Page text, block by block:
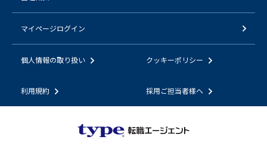
マイページログイン
個人情報の取り扱い クッキーポリシー
利用規約 採用ご担当者様へ